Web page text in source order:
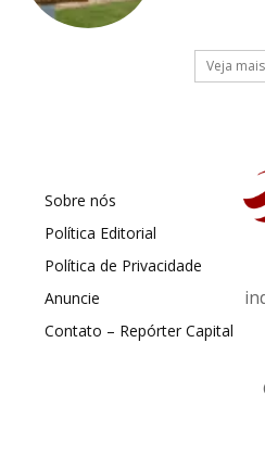
Veja mais
Sobre nós
Política Editorial
Política de Privacidade
Anuncie
Contato – Repórter Capital